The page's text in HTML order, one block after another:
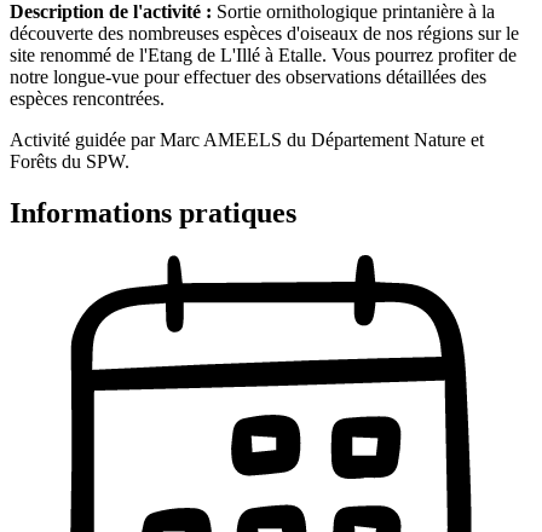
Description de l'activité : Sortie ornithologique printanière à la
découverte des nombreuses espèces d'oiseaux de nos régions sur le
site renommé de l'Etang de L'Illé à Etalle. Vous pourrez profiter de
notre longue-vue pour effectuer des observations détaillées des
espèces rencontrées.
Activité guidée par Marc AMEELS du Département Nature et
Forêts du SPW.
Informations pratiques